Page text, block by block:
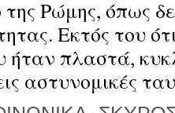
της Ρώμης, όπως
Εκτός του
ήταν πλαστά,
αστυνομικές